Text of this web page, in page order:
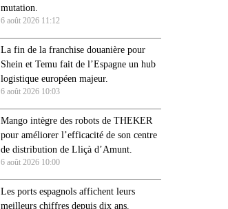
mutation.
6 août 2026 11:12
La fin de la franchise douanière pour
Shein et Temu fait de l’Espagne un hub
logistique européen majeur.
6 août 2026 10:03
Mango intègre des robots de THEKER
pour améliorer l’efficacité de son centre
de distribution de Lliçà d’Amunt.
6 août 2026 10:00
Les ports espagnols affichent leurs
meilleurs chiffres depuis dix ans.